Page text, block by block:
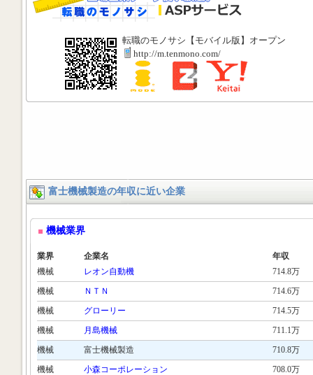
転職のモノサシ【モバイル版】オープン
http://m.tenmono.com/
富士機械製造の年収に近い企業
機械業界
業界 企業名
年収
機械
レオン自動機
714.8万
機械
ＮＴＮ
714.6万
機械
グローリー
714.5万
機械
月島機械
711.1万
機械
富士機械製造
710.8万
機械
小森コーポレーション
708.0万